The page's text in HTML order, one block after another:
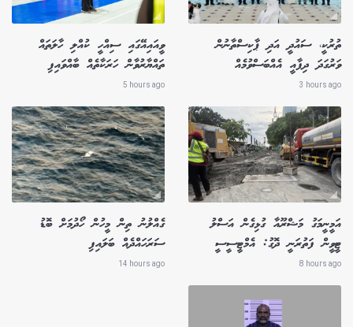
ތުރުކީ، ސައުދީ އަދި ޕާކިސްތާނުން
ވަރުގަދަ ދިފާއީ އެއްބަސްވުމެއް
3 hours ago
ވީއައިއޭގައި ސިއްހީ ކުއްލި ހާލަތައް
ތައްޔާރުވާން ހަރަކާތެއް ބާއްވައިފި
5 hours ago
އަމީނީމަގު މަޝްރޫއާ ގުޅިގެން އަސްލު
ޓީވީން ފަތުރަނީ ދޮގު: އެމްޓީސީސީ
8 hours ago
ގެއްލުނު ތިން މީހުން ހޯދުމަށް ބޮޑު
ސަރަހައްދެއް ބަލައިފި
14 hours ago